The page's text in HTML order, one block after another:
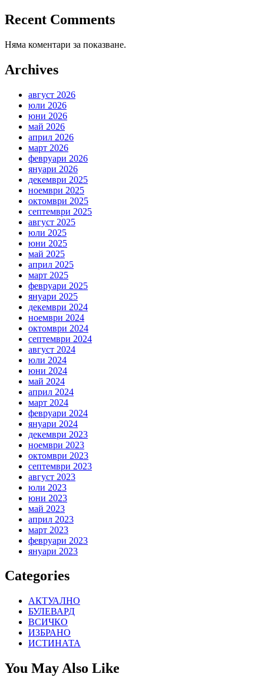
Recent Comments
Няма коментари за показване.
Archives
август 2026
юли 2026
юни 2026
май 2026
април 2026
март 2026
февруари 2026
януари 2026
декември 2025
ноември 2025
октомври 2025
септември 2025
август 2025
юли 2025
юни 2025
май 2025
април 2025
март 2025
февруари 2025
януари 2025
декември 2024
ноември 2024
октомври 2024
септември 2024
август 2024
юли 2024
юни 2024
май 2024
април 2024
март 2024
февруари 2024
януари 2024
декември 2023
ноември 2023
октомври 2023
септември 2023
август 2023
юли 2023
юни 2023
май 2023
април 2023
март 2023
февруари 2023
януари 2023
Categories
АКТУАЛНО
БУЛЕВАРД
ВСИЧКО
ИЗБРАНО
ИСТИНАТА
You May Also Like